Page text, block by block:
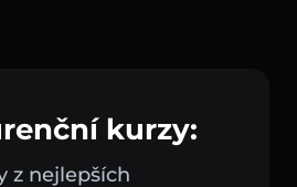
kurzy:
z nejlepších